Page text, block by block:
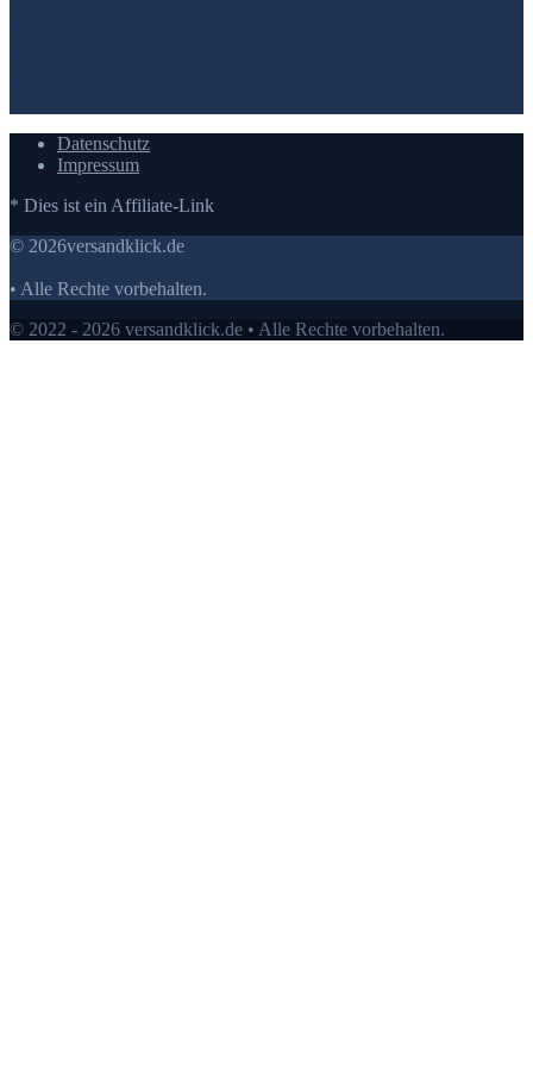
Datenschutz
Impressum
* Dies ist ein Affiliate-Link
© 2026versandklick.de
• Alle Rechte vorbehalten.
© 2022 - 2026 versandklick.de • Alle Rechte vorbehalten.